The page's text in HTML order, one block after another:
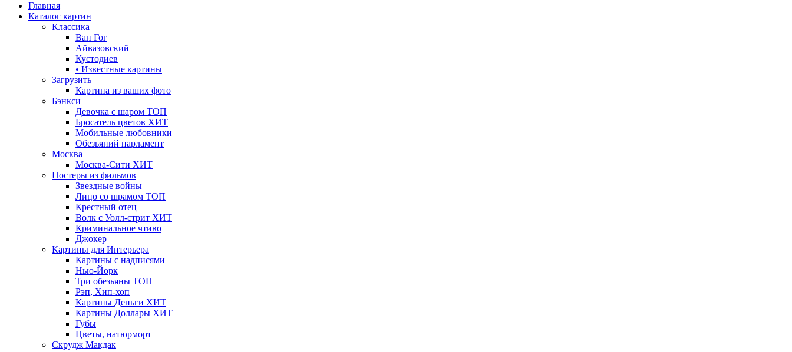
Главная
Каталог картин
Классика
Ван Гог
Айвазовский
Кустодиев
• Известные картины
Загрузить
Картина из ваших фото
Бэнкси
Девочка с шаром ТОП
Бросатель цветов ХИТ
Мобильные любовники
Обезьяний парламент
Москва
Москва-Сити ХИТ
Постеры из фильмов
Звездные войны
Лицо со шрамом ТОП
Крестный отец
Волк с Уолл-стрит ХИТ
Криминальное чтиво
Джокер
Картины для Интерьера
Картины с надписями
Нью-Йорк
Три обезьяны ТОП
Рэп, Хип-хоп
Картины Деньги ХИТ
Картины Доллары ХИТ
Губы
Цветы, натюрморт
Скрудж Макдак